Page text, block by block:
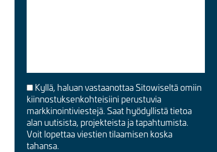
Kyllä, haluan vastaanottaa Sitowiseltä omiin
kiinnostuksenkohteisiini perustuvia
markkinointiviestejä. Saat hyödyllistä tietoa
alan uutisista, projekteista ja tapahtumista.
Voit lopettaa viestien tilaamisen koska
tahansa.